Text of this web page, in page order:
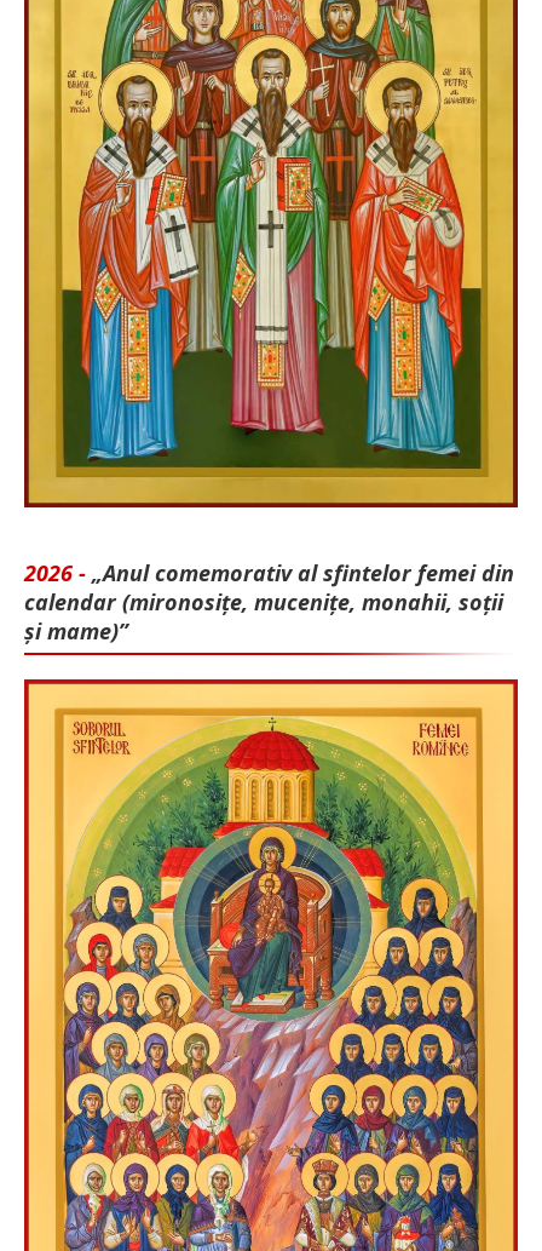
2026 - „Anul comemorativ al sfintelor femei din
calendar (mironosițe, mu­cenițe, monahii, soții
și mame)”